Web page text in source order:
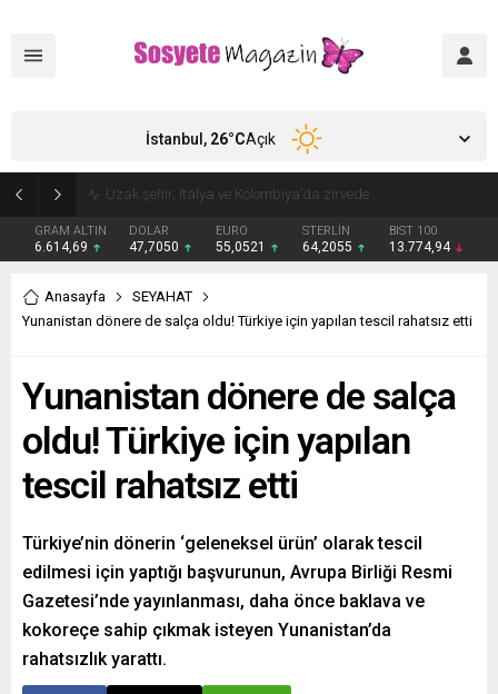
GRAM ALTIN
6.614,69
DOLAR
47,7050
EURO
55,0521
STERLİN
64,2055
BIST 100
13.774,94
İstanbul, 26°CAçık
Anasayfa
SEYAHAT
Yunanistan dönere de salça oldu! Türkiye için yapılan tescil rahatsız etti
Yunanistan dönere de salça
oldu! Türkiye için yapılan
tescil rahatsız etti
Türkiye’nin dönerin ‘geleneksel ürün’ olarak tescil
edilmesi için yaptığı başvurunun, Avrupa Birliği Resmi
Gazetesi’nde yayınlanması, daha önce baklava ve
kokoreçe sahip çıkmak isteyen Yunanistan’da
rahatsızlık yarattı.